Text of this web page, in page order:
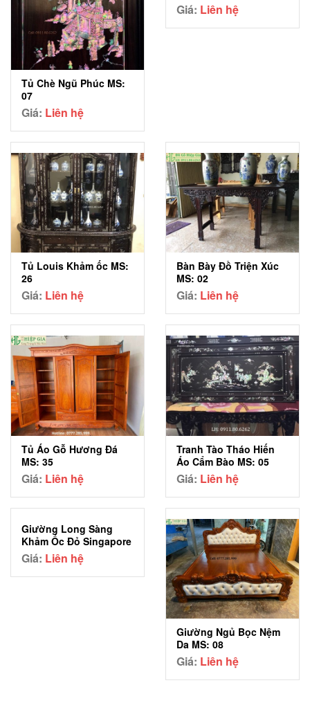
Tủ Chè Ngũ Phúc MS:
07
Giá: Liên hệ
Giá: Liên hệ
Tủ Louis Khảm ốc MS:
26
Giá: Liên hệ
Bàn Bày Đồ Triện Xúc
MS: 02
Giá: Liên hệ
Tủ Áo Gỗ Hương Đá
MS: 35
Giá: Liên hệ
Tranh Tào Tháo Hiến
Áo Cẩm Bào MS: 05
Giá: Liên hệ
Giường Long Sàng
Khảm Ốc Đỏ Singapore
MS: 05
Giá: Liên hệ
Giường Ngủ Bọc Nệm
Da MS: 08
Giá: Liên hệ